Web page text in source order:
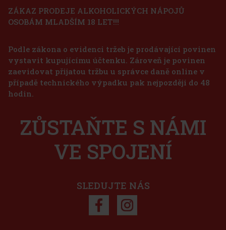
Peelerz Gummy Grape 65g
SKLADEM(> 5 ks)
33Kč bez DPH
ORBIT Spearmint dražé dóza 64 g
SKLADEM(> 5 ks)
ORBIT Spearmint jsou žvýkačky bez cukru s osvěžující příchutí
zelené máty (spearmint), které přinášejí dlouhotrvající svěžest
dechu po každém žvýkání. Praktická dóza obsahuje 46 dražé a
díky kompaktnímu provedení ji můžete mít stále po ruce – v autě,
ZÁKAZ PRODEJE ALKOHOLICKÝCH NÁPOJŮ
OSOBÁM MLADŠÍM 18 LET!!!
Podle zákona o evidenci tržeb je prodávající povinen
vystavit kupujícímu účtenku. Zároveň je povinen
zaevidovat přijatou tržbu u správce daně online v
případě technického výpadku pak nejpozději do 48
hodin.
ZŮSTAŇTE S NÁMI
VE SPOJENÍ
SLEDUJTE NÁS